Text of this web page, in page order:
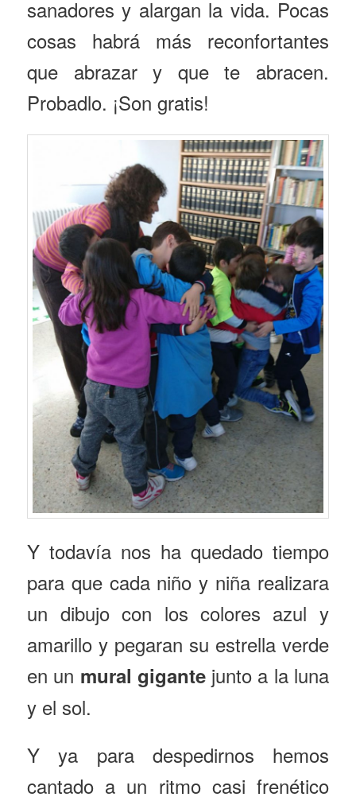
sanadores y alargan la vida. Pocas
cosas habrá más reconfortantes
que abrazar y que te abracen.
Probadlo. ¡Son gratis!
Y todavía nos ha quedado tiempo
para que cada niño y niña realizara
un dibujo con los colores azul y
amarillo y pegaran su estrella verde
en un mural gigantejunto a la luna
y el sol.
Y ya para despedirnos hemos
cantado a un ritmo casi frenético